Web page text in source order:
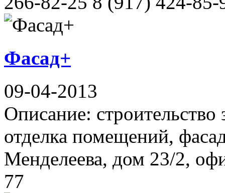
Фасад+
09-04-2013
Описание:
отделка помещений,
Менделеева, дом 23/2,
77